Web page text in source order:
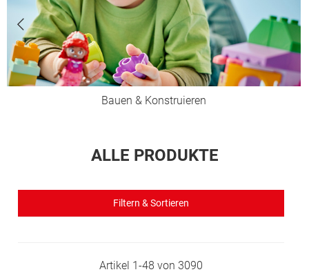
Bauen & Konstruieren
ALLE PRODUKTE
Filtern & Sortieren
Artikel 1 -48 von 3090